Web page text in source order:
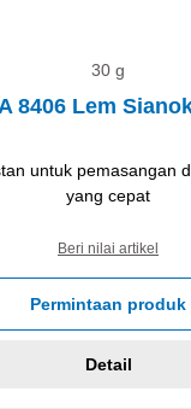
30 g
8406 Lem
untuk pemasangan
yang cepat
Beri nilai artikel
Permintaan produk
Detail